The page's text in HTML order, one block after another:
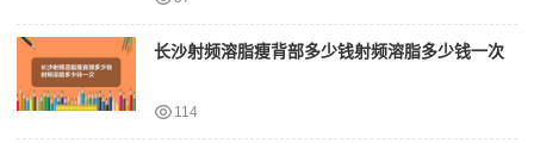
长沙射频溶脂瘦背部多少钱射频溶脂多少钱一次
114